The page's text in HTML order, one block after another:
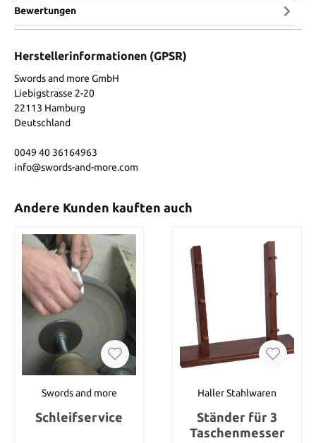
Bewertungen
Herstellerinformationen (GPSR)
Swords and more GmbH
Liebigstrasse 2-20
22113 Hamburg
Deutschland
0049 40 36164963
info@swords-and-more.com
Andere Kunden kauften auch
Swords and more
Schleifservice
Haller Stahlwaren
Ständer für 3
Taschenmesser